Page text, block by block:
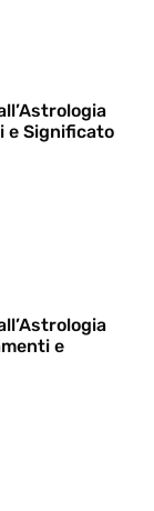
e Significato
e